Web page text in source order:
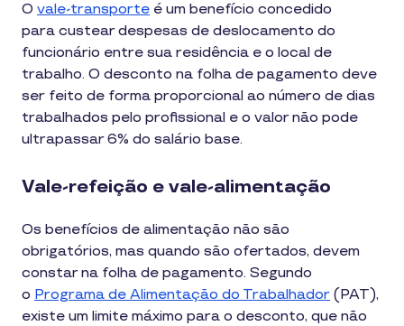
O vale-transporte é um benefício concedido
para custear despesas de deslocamento do
funcionário entre sua residência e o local de
trabalho. O desconto na folha de pagamento deve
ser feito de forma proporcional ao número de dias
trabalhados pelo profissional e o valor não pode
ultrapassar 6% do salário base.
Vale-refeição e vale-alimentação
Os benefícios de alimentação não são
obrigatórios, mas quando são ofertados, devem
constar na folha de pagamento. Segundo
o Programa de Alimentação do Trabalhador (PAT),
existe um limite máximo para o desconto, que não